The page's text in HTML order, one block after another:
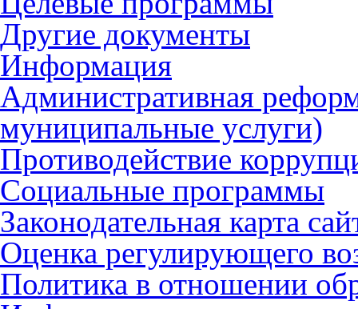
Другие документы
Информация
Административная
муниципальные услуги)
Противодействие
Социальные программы
Законодательная карта
Оценка регулирующего
Политика в отношении